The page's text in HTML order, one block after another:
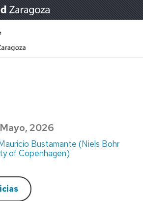
2026
Bustamante (Niels Bohr
of Copenhagen)